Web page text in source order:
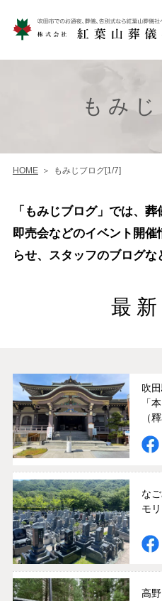
もみ
HOME もみじブログ[1/7]
「もみじブログ」では、
即売会などのイベント開
らせ、スタッフのブログな
最
吹
「
（
な
モ
高